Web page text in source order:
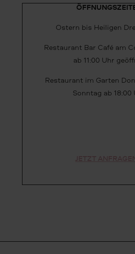
Ostern bis Heiligen
Restaurant Bar Café am
ab 11:00 Uhr
Restaurant im Garten
Sonntag ab 18:00